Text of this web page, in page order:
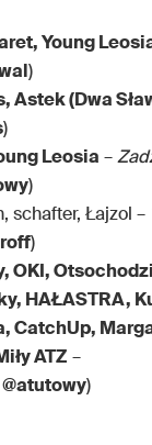
Young
)
Astek (Dwa
)
Leosia –
)
schafter, Łajzol –
)
OKI,
HAŁASTRA,
CatchUp,
ATZ –
@atutowy)